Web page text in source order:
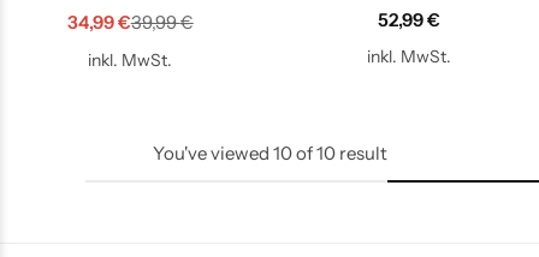
Christbaumschmuck
39,99€
34,99€
inkl. MwSt.
champagner gold matt
52,99€
inkl. MwSt.
You've viewed 10of10 result